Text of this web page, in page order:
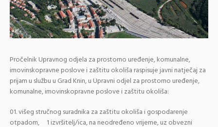
Pročelnik Upravnog odjela za prostorno uređenje, komunalne,
imovinskopravne poslove i zaštitu okoliša raspisuje javni natječaj za
prijam u službu u Grad Knin, u Upravni odjel za prostorno uređenje,
komunalne, imovinskopravne poslove i zaštitu okoliša:
višeg stručnog suradnika za zaštitu okoliša i gospodarenje
otpadom, 1 izvršitelj/ica, na neodređeno vrijeme, uz obvezni